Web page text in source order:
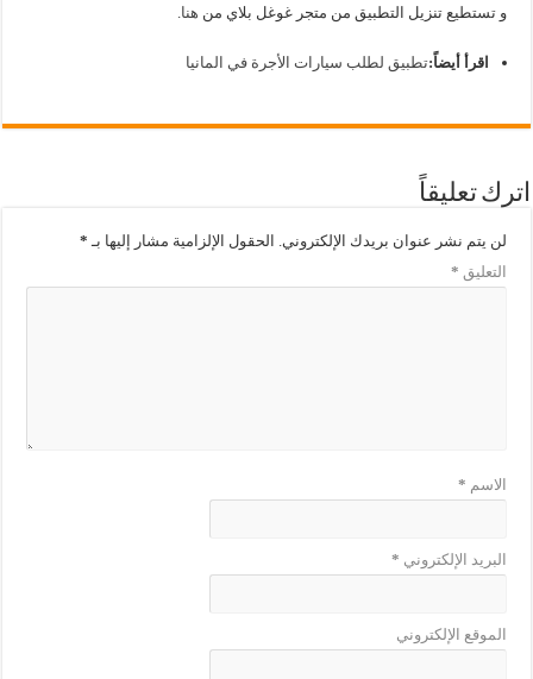
و تستطيع تنزيل التطبيق من متجر غوغل بلاي من هنا.
اقرأ أيضاً:تطبيق لطلب سيارات الأجرة في المانيا
اترك تعليقاً
لن يتم نشر عنوان بريدك الإلكتروني. الحقول الإلزامية مشار إليها بـ *
التعليق *
الاسم *
البريد الإلكتروني *
الموقع الإلكتروني